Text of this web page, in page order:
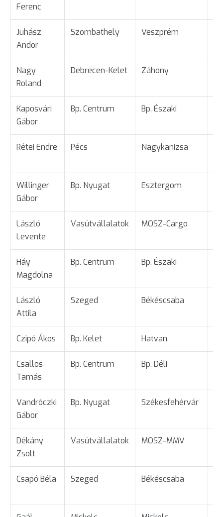
Ferenc
Juhász
Andor
Szombathely Veszprém
Nagy
Roland
Debrecen-Kelet Záhony
Kaposvári
Gábor
Bp. Centrum Bp. Északi
Rétei Endre Pécs Nagykanizsa
Willinger
Gábor
Bp. Nyugat Esztergom
László
Levente
Vasútvállalatok MOSZ-Cargo
Háy
Magdolna
Bp. Centrum Bp. Északi
László
Attila
Szeged Békéscsaba
Czipó Ákos Bp. Kelet Hatvan
Csallos
Tamás
Bp. Centrum Bp. Déli
Vandróczki
Gábor
Bp. Nyugat Székesfehérvár
Dékány
Zsolt
Vasútvállalatok MOSZ-MMV
Csapó Béla Szeged Békéscsaba